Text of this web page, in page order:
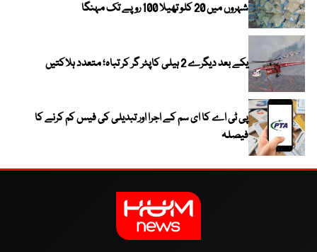
شہروں میں 20 کلو تھیلا 100 روپے تک مہنگا
یکے بعد دیگرے 2 ہیلی کاپٹر گر کر تباہ؛ متعدد ہلاکتیں
پی ٹی اے کا ای سم کے اجرا اور تبدیلی کی فیس کم کرنے کا
فیصلہ